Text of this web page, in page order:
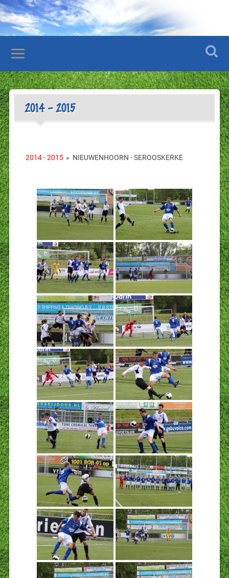
2014 – 2015
2014 - 2015 » NIEUWENHOORN - SEROOSKERKE